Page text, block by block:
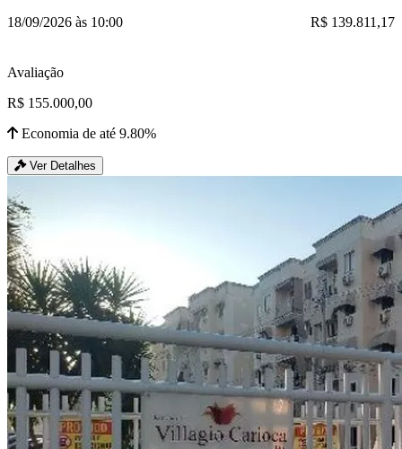
18/09/2026 às 10:00
R$ 139.811,17
Avaliação
R$ 155.000,00
Economia de até 9.80%
Ver Detalhes